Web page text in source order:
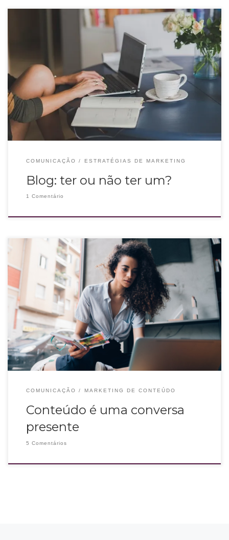
Independente do tamanho do seu negócio, a internet é um ótimo meio de
comunicação para qualquer empresa. Estar fora do digital é deixar de ser
visto pelo público e deixar de atingir mais pessoas que precisam do que você
oferece.Quando falamos sobre blog, é preciso validar se essa é uma
COMUNICAÇÃO ESTRATÉGIAS DE MARKETING
Blog: ter ou não ter um?
1 Comentário
Você já deve saber que eu sou aquela pessoa que gosta de estudar, de
aprender coisas novas, entender mais de conteúdo e tudo mais. Certo dia,
ouvi uma frase que me fez muito sentido: “Para conversar é preciso
presença. De quem fala e de quem escuta.” – Ana Holanda. Essa
COMUNICAÇÃO MARKETING DE CONTEÚDO
Conteúdo é uma conversa
presente
5 Comentários